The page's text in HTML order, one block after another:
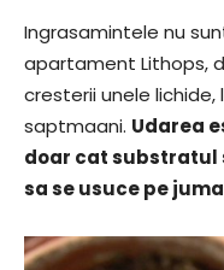
Ingrasamintele nu
apartament Lithops,
cresterii unele
saptmaani. Udarea
doar cat substratul
sa se usuce pe